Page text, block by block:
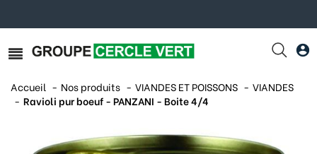
Accueil Nos produits VIANDES ET POISSONS
VIANDES
Ravioli pur boeuf - PANZANI - Boite 4/4